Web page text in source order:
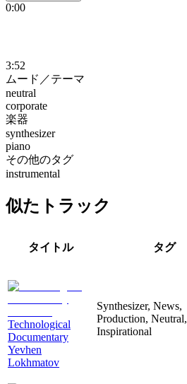
0:00
3:52
ムード／テーマ
neutral
corporate
楽器
synthesizer
piano
その他のタグ
instrumental
似たトラック
タイトル タグ
Technological
Documentary
Yevhen
Lokhmatov
Synthesizer, News,
Production, Neutral,
Inspirational